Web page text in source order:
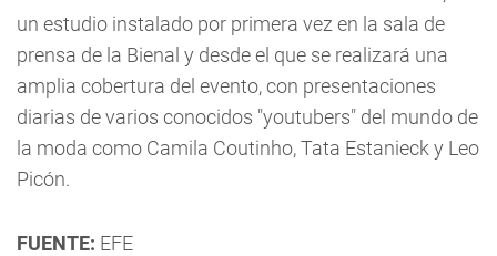
un estudio instalado por primera vez en la sala de
prensa de la Bienal y desde el que se realizará una
amplia cobertura del evento, con presentaciones
diarias de varios conocidos "youtubers" del mundo de
la moda como Camila Coutinho, Tata Estanieck y Leo
Picón.
FUENTE: EFE